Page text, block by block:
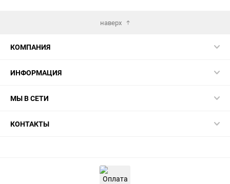
наверх
КОМПАНИЯ
ИНФОРМАЦИЯ
МЫ В СЕТИ
КОНТАКТЫ